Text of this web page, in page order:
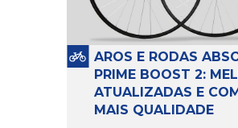
dos Campos-SP entre os dias
23 e 26 de julho. Com cinco
AROS E RODAS
PRIME BOOST 2:
ATUALIZADAS E
MAIS QUALIDADE